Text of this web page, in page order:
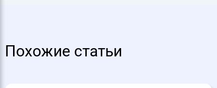
Похожие статьи